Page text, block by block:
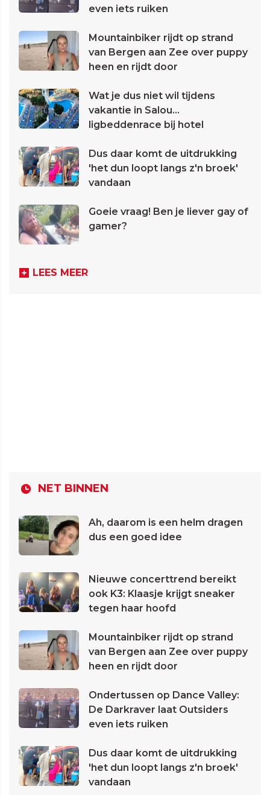
even iets ruiken
Mountainbiker rijdt op strand
van Bergen aan Zee over puppy
heen en rijdt door
Wat je dus niet wil tijdens
vakantie in Salou...
ligbeddenrace bij hotel
Dus daar komt de uitdrukking
'het dun loopt langs z'n broek'
vandaan
Goeie vraag! Ben je liever gay of
gamer?
LEES MEER
NET BINNEN
Ah, daarom is een helm dragen
dus een goed idee
Nieuwe concerttrend bereikt
ook K3: Klaasje krijgt sneaker
tegen haar hoofd
Mountainbiker rijdt op strand
van Bergen aan Zee over puppy
heen en rijdt door
Ondertussen op Dance Valley:
De Darkraver laat Outsiders
even iets ruiken
Dus daar komt de uitdrukking
'het dun loopt langs z'n broek'
vandaan